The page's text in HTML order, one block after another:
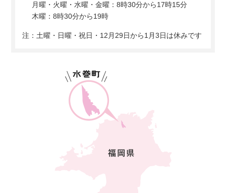
月曜・火曜・水曜・金曜：8時30分から17時15分
木曜：8時30分から19時
注：土曜・日曜・祝日・12月29日から1月3日は休みです